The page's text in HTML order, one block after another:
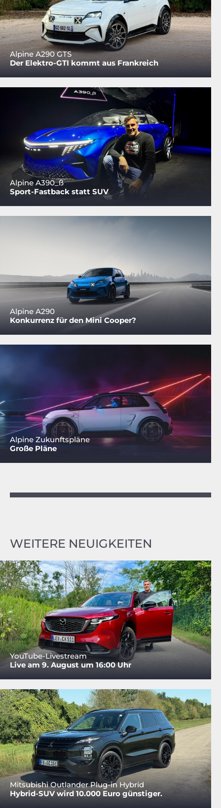
Alpine A290 GTS
Der Elektro-GTI kommt aus Frankreich
Alpine A390_ß
Sport-Fastback statt SUV
Alpine A290
Konkurrenz für den Mini Cooper?
Alpine Zukunftspläne
Große Pläne
WEITERE NEUIGKEITEN
YouTube-Livestream
Live am 9. August um 16:00 Uhr
Mitsubishi Outlander Plug-in Hybrid
Hybrid-SUV wird 10.000 Euro günstiger.